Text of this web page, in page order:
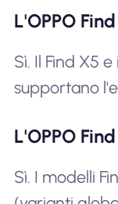
L'OPPO
Sì. Il Find X5
supportano
L'OPPO
Sì. I modelli